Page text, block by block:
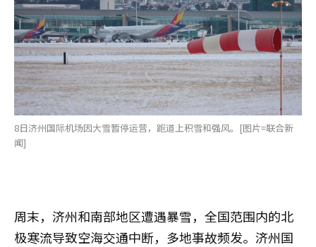
8日济州国际机场因大雪暂停运营，跑道上积雪和强风。[图片=联合新
闻]
周末，济州和南部地区遭遇暴雪，全国范围内的北
极寒流导致空海交通中断，多地事故频发。济州国